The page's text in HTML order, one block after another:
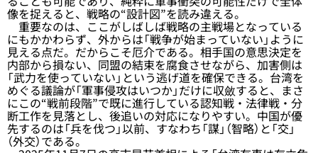
像を捉えると、戦略の“設計図”を読み違える。
重要なのは、ここがしばしば戦略の主戦場となっている
にもかかわらず、外からは「戦争が始まっていない」ように
見える点だ。だからこそ厄介である。相手国の意思決定を
内部から損ない、同盟の結束を腐食させながら、加害側は
「武力を使っていない」という逃げ道を確保できる。台湾を
めぐる議論が「軍事侵攻はいつか」だけに収斂すると、まさ
にこの“戦前段階”で既に進行している認知戦・法律戦・分
断工作を見落とし、後追いの対応になりやすい。中国が優
先するのは「兵を伐つ」以前、すなわち「謀」（智略）と「交」
（外交）である。